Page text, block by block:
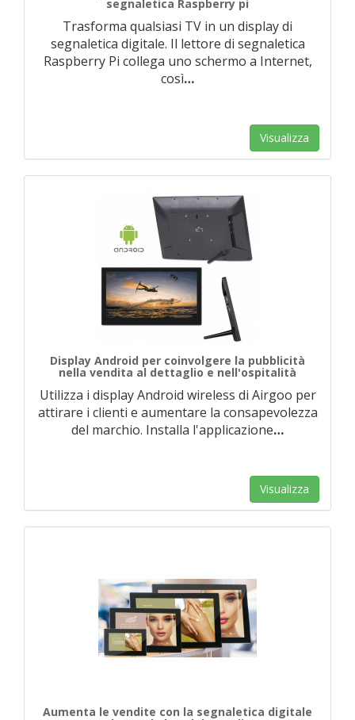
segnaletica Raspberry pi
Trasforma qualsiasi TV in un display di
segnaletica digitale. Il lettore di segnaletica
Raspberry Pi collega uno schermo a Internet,
così…
Visualizza
Display Android per coinvolgere la pubblicità
nella vendita al dettaglio e nell'ospitalità
Utilizza i display Android wireless di Airgoo per
attirare i clienti e aumentare la consapevolezza
del marchio. Installa l'applicazione…
Visualizza
Aumenta le vendite con la segnaletica digitale